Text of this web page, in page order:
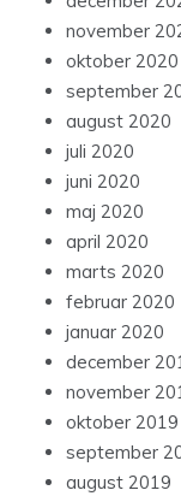
november
oktober 2020
september
august 2020
juli 2020
juni 2020
maj 2020
april 2020
marts 2020
februar 2020
januar 2020
december
november
oktober 2019
september
august 2019